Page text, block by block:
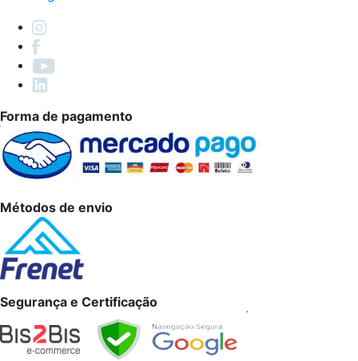
Forma de pagamento
Métodos de envio
Segurança e Certificação